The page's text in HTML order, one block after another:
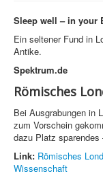
Sleep well – in your
Ein seltener Fund in
Antike.
Spektrum.de
Römisches
Bei Ausgrabungen in
zum Vorschein
dazu Platz
Link: Römisches
Wissenschaft